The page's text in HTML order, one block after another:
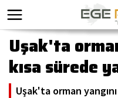
Uşak'ta
kısa sürede
Uşak'ta orman